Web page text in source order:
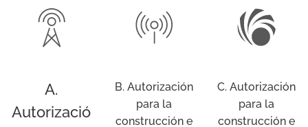
A.
Autorizació
B. Autorización
para la
construcción e
C. Autorización
para la
construcción e